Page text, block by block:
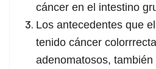
cáncer en el intestino
Los antecedentes que
tenido cáncer
adenomatosos,